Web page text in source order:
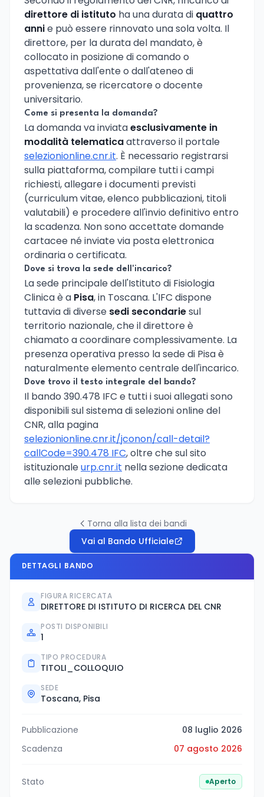
direttore di istituto ha una durata di quattro
annie può essere rinnovato una sola volta. Il
direttore, per la durata del mandato, è
collocato in posizione di comando o
aspettativa dall'ente o dall'ateneo di
provenienza, se ricercatore o docente
universitario.
Come si presenta la domanda?
La domanda va inviataesclusivamente in
modalità telematicaattraverso il portale
selezionionline.cnr.it. È necessario registrarsi
sulla piattaforma, compilare tutti i campi
richiesti, allegare i documenti previsti
(curriculum vitae, elenco pubblicazioni, titoli
valutabili) e procedere all'invio definitivo entro
la scadenza. Non sono accettate domande
cartacee né inviate via posta elettronica
ordinaria o certificata.
Dove si trova la sede dell'incarico?
La sede principale dell'Istituto di Fisiologia
Clinica è a Pisa, in Toscana. L'IFC dispone
tuttavia di diverse sedi secondariesul
territorio nazionale, che il direttore è
chiamato a coordinare complessivamente. La
presenza operativa presso la sede di Pisa è
naturalmente elemento centrale dell'incarico.
Dove trovo il testo integrale del bando?
Il bando 390.478 IFC e tutti i suoi allegati sono
disponibili sul sistema di selezioni online del
CNR, alla pagina
selezionionline.cnr.it/jconon/call-detail?
callCode=390.478 IFC, oltre che sul sito
istituzionaleurp.cnr.it nella sezione dedicata
alle selezioni pubbliche.
Torna alla lista dei bandi
Vai al Bando Ufficiale
DETTAGLI BANDO
FIGURA RICERCATA
DIRETTORE DI ISTITUTO DI RICERCA DEL CNR
POSTI DISPONIBILI
1
TIPO PROCEDURA
TITOLI_COLLOQUIO
SEDE
Toscana, Pisa
Pubblicazione
08 luglio 2026
Scadenza
07 agosto 2026
Stato Aperto